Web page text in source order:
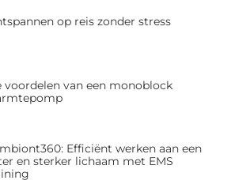
op reis zonder stress
voordelen van een monoblock
Efficiënt werken aan een
en sterker lichaam met EMS